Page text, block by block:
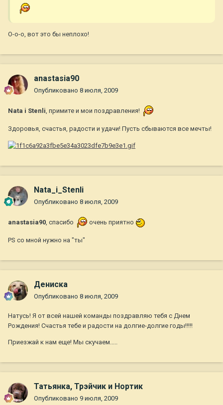
О-о-о, вот это бы неплохо!
anastasia90
Опубликовано 8 июля, 2009
Nata i Stenli, примите и мои поздравления!
Здоровья, счастья, радости и удачи! Пусть сбываются все мечты!
Nata_i_Stenli
Опубликовано 8 июля, 2009
anastasia90, спасибо очень приятно
PS со мной нужно на "ты"
Дениска
Опубликовано 8 июля, 2009
Натусь! Я от всей нашей команды поздравляю тебя с Днем
Рождения! Счастья тебе и радости на долгие-долгие годы!!!!!
Приезжай к нам еще! Мы скучаем.....
Татьянка, Трэйчик и Нортик
Опубликовано 9 июля, 2009